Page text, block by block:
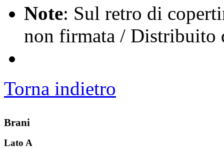
Note: Sul retro di
non firmata / Distribuito
Torna indietro
Brani
Lato A